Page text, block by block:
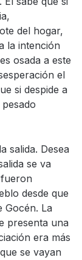
del hogar,
la intención
osada a este
el
si despide a
salida. Desea
se va
desde que
Gocén. La
presenta una
era más
se vayan